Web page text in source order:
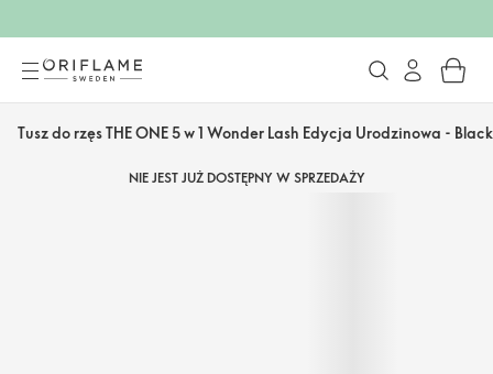
Tusz do rzęs THE ONE 5 w 1 Wonder Lash Edycja Urodzinowa - Black
NIE JEST JUŻ DOSTĘPNY W SPRZEDAŻY